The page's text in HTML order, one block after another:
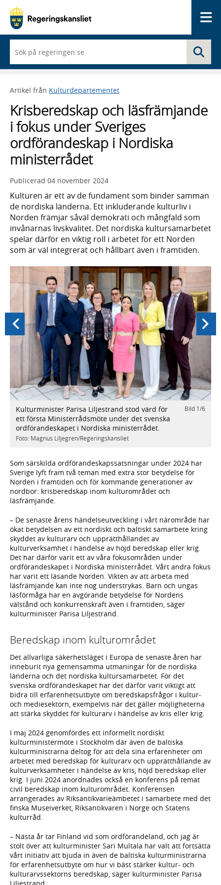
du
börjar
skriva
framträder
lista
med
sökförslag
Artikel från Kulturdepartementet
Krisberedskap och läsfrämjande
i fokus under Sveriges
ordförandeskap i Nordiska
ministerrådet
Publicerad 04 november 2024
Kulturen är ett av de fundament som binder samman
de nordiska länderna. Ett inkluderande kulturliv i
Norden främjar såväl demokrati och mångfald som
invånarnas livskvalitet. Det nordiska kultursamarbetet
spelar därför en viktig roll i arbetet för ett Norden
som är väl integrerat och hållbart även i framtiden.
Bild 1/6
Kulturminister Parisa Liljestrand stod värd för
ett första Ministerrådsmöte under det svenska
ordförandeskapet i Nordiska ministerrådet.
Foto: Magnus Liljegren/Regeringskansliet
Föregående Nästa
Som särskilda ordförandeskapssatsningar under 2024 har
Sverige lyft fram två teman med extra stor betydelse för
Norden i framtiden och för kommande generationer av
nordbor: krisberedskap inom kulturområdet och
läsfrämjande.
– De senaste årens händelseutveckling i vårt närområde har
ökat betydelsen av ett nordiskt och baltiskt samarbete kring
skyddet av kulturarv och upprätthållandet av
kulturverksamhet i händelse av höjd beredskap eller krig.
Det har därför varit ett av våra fokusområden under
ordförandeskapet i Nordiska ministerrådet. Vårt andra fokus
har varit ett läsande Norden. Vikten av att arbeta med
läsfrämjande kan inte nog understrykas. Barn och ungas
läsförmåga har en avgörande betydelse för Nordens
välstånd och konkurrenskraft även i framtiden, säger
kulturminister Parisa Liljestrand.
Beredskap inom kulturområdet
Det allvarliga säkerhetsläget i Europa de senaste åren har
inneburit nya gemensamma utmaningar för de nordiska
länderna och det nordiska kultursamarbetet. För det
svenska ordförandeskapet har det därför varit viktigt att
bidra till erfarenhetsutbyte om beredskapsfrågor i kultur-
och mediesektorn, exempelvis när det gäller möjligheterna
att stärka skyddet för kulturarv i händelse av kris eller krig.
I maj 2024 genomfördes ett informellt nordiskt
kulturministermöte i Stockholm där även de baltiska
kulturministrarna deltog för att dela sina erfarenheter om
arbetet med beredskap för kulturarv och upprätthållande av
kulturverksamheter i händelse av kris, höjd beredskap eller
krig. I juni 2024 anordnades också en konferens på temat
civil beredskap inom kulturområdet. Konferensen
arrangerades av Riksantikvarieämbetet i samarbete med det
finska Museiverket, Riksantikvaren i Norge och Statens
kulturråd.
– Nästa år tar Finland vid som ordförandeland, och jag är
stolt över att kulturminister Sari Multala har valt att fortsätta
vårt initiativ att bjuda in även de baltiska kulturministrarna
för erfarenhetsutbyte om hur vi bäst stärker kultur- och
kulturarvssektorns beredskap, säger kulturminister Parisa